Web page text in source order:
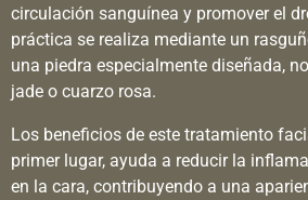
circulación sanguínea y promover el
práctica se realiza mediante un
una piedra especialmente diseñada,
jade o cuarzo rosa.
Los beneficios de este tratamiento
primer lugar, ayuda a reducir la
en la cara, contribuyendo a una